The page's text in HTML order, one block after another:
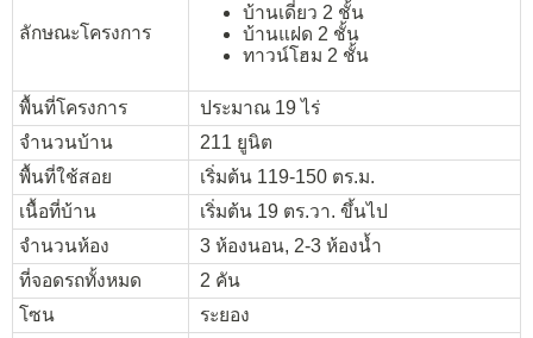
ลักษณะโครงการ
บ้านเดี่ยว 2 ชั้น
บ้านแฝด 2 ชั้น
ทาวน์โฮม 2 ชั้น
พื้นที่โครงการ
ประมาณ 19 ไร่
จำนวนบ้าน
211 ยูนิต
พื้นที่ใช้สอย
เริ่มต้น 119-150 ตร.ม.
เนื้อที่บ้าน
เริ่มต้น 19 ตร.วา. ขึ้นไป
จำนวนห้อง
3 ห้องนอน, 2-3 ห้องน้ำ
ที่จอดรถทั้งหมด
2 คัน
โซน
ระยอง